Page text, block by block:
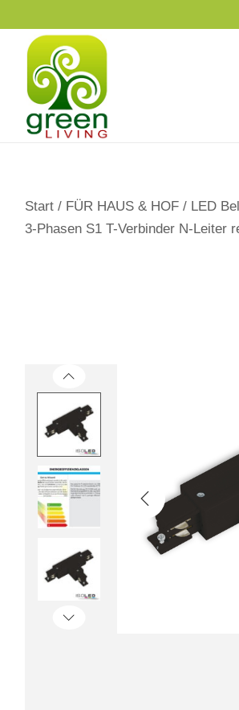
p
Start / FÜR HAUS & HOF / LED
3-Phasen S1 T-Verbinder N-Leiter